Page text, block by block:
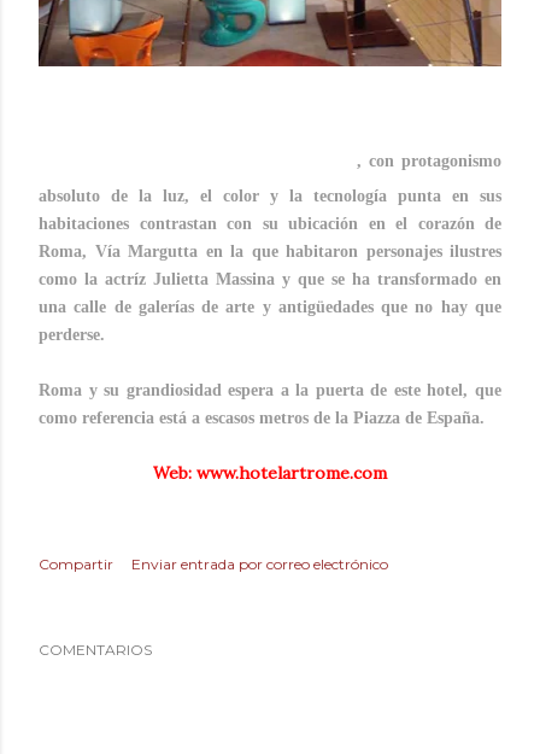
Destino Roma, hotel Art, con protagonismo
absoluto de la luz, el color y la tecnología punta en sus
habitaciones contrastan con su ubicación en el corazón de
Roma, Vía Margutta en la que habitaron personajes ilustres
como la actríz Julietta Massina y que se ha transformado en
una calle de galerías de arte y antigüedades que no hay que
perderse.
Roma y su grandiosidad espera a la puerta de este hotel, que
como referencia está a escasos metros de la Piazza de España.
Web: www.hotelartrome.com
Compartir Enviar entrada por correo electrónico
COMENTARIOS